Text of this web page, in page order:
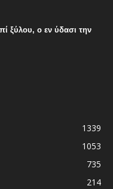
ξύλου, ο εν ύδασι την
1339
1053
735
214